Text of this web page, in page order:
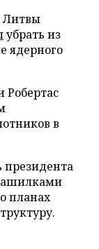
Литвы
убрать из
ядерного
Робертас
в
президента
планах